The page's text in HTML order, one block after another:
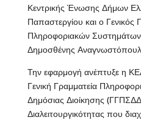
Κεντρικής Ένωσης Δήμων
Παπαστεργίου και ο Γενικός
Πληροφοριακών Συστημάτων
Δημοσθένης
Την εφαρμογή ανέπτυξε η
Γενική Γραμματεία
Δημόσιας Διοίκησης
Διαλειτουργικότητας που